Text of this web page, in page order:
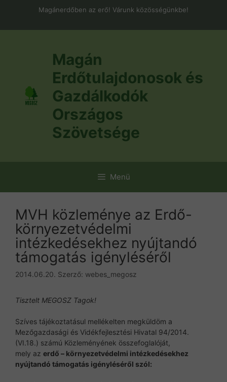
Magánerdőben az erő! Várunk közösségünkbe!
Magán
Erdőtulajdonosok és
Gazdálkodók
Országos
Szövetsége
Menü
MVH közleménye az Erdő-
környezetvédelmi
intézkedésekhez nyújtandó
támogatás igényléséről
2014.06.20. Szerző: webes_megosz
Tisztelt MEGOSZ Tagok!
Szíves tájékoztatásul mellékelten megküldöm a
Mezőgazdasági és Vidékfejlesztési Hivatal 94/2014.
(VI.18.) számú Közleményének összefoglalóját,
mely az erdő – környezetvédelmi intézkedésekhez
nyújtandó támogatás igényléséről szól: